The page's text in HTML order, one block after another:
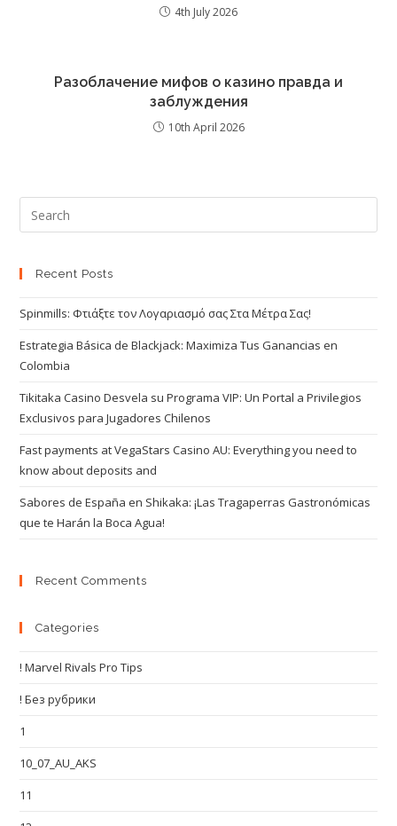
4th July 2026
Разоблачение мифов о казино правда и
заблуждения
10th April 2026
Recent Posts
Spinmills: Φτιάξτε τον Λογαριασμό σας Στα Μέτρα Σας!
Estrategia Básica de Blackjack: Maximiza Tus Ganancias en
Colombia
Tikitaka Casino Desvela su Programa VIP: Un Portal a Privilegios
Exclusivos para Jugadores Chilenos
Fast payments at VegaStars Casino AU: Everything you need to
know about deposits and
Sabores de España en Shikaka: ¡Las Tragaperras Gastronómicas
que te Harán la Boca Agua!
Recent Comments
Categories
! Marvel Rivals Pro Tips
! Без рубрики
1
10_07_AU_AKS
11